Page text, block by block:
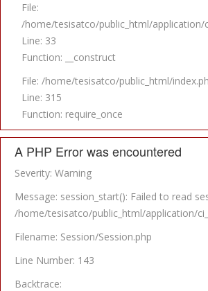
File:
/home/tesisatco/public_html/application/
Line: 33
Function: __construct
File: /home/tesisatco/public_html/
Line: 315
Function: require_once
A PHP Error was encountered
Severity: Warning
Message: session_start(): Failed to read
/home/tesisatco/public_html/application/
Filename: Session/Session.php
Line Number: 143
Backtrace: